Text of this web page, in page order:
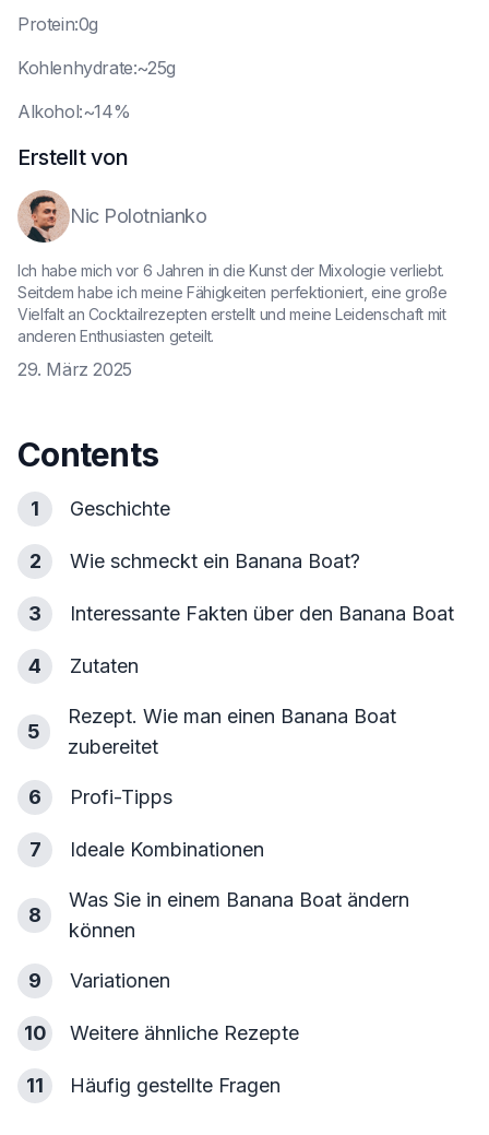
Protein:0g
Kohlenhydrate:~25g
Alkohol:~14%
Erstellt von
Nic Polotnianko
Ich habe mich vor 6 Jahren in die Kunst der Mixologie verliebt.
Seitdem habe ich meine Fähigkeiten perfektioniert, eine große
Vielfalt an Cocktailrezepten erstellt und meine Leidenschaft mit
anderen Enthusiasten geteilt.
29. März 2025
Contents
1 Geschichte
2 Wie schmeckt ein Banana Boat?
3 Interessante Fakten über den Banana Boat
4 Zutaten
5
Rezept. Wie man einen Banana Boat
zubereitet
6 Profi-Tipps
7 Ideale Kombinationen
8
Was Sie in einem Banana Boat ändern
können
9 Variationen
10 Weitere ähnliche Rezepte
11 Häufig gestellte Fragen